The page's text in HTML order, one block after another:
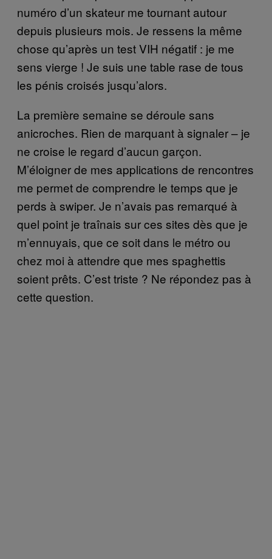
numéro d’un skateur me tournant autour
depuis plusieurs mois. Je ressens la même
chose qu’après un test VIH négatif : je me
sens vierge ! Je suis une table rase de tous
les pénis croisés jusqu’alors.
La première semaine se déroule sans
anicroches. Rien de marquant à signaler – je
ne croise le regard d’aucun garçon.
M’éloigner de mes applications de rencontres
me permet de comprendre le temps que je
perds à swiper. Je n’avais pas remarqué à
quel point je traînais sur ces sites dès que je
m’ennuyais, que ce soit dans le métro ou
chez moi à attendre que mes spaghettis
soient prêts. C’est triste ? Ne répondez pas à
cette question.